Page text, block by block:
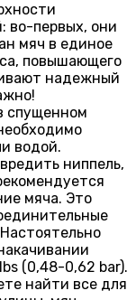
во-первых, они
мяч в единое
повышающего
надежный
спущенном
водой.
ниппель,
мяча. Это
(0,48-0,62 bar).
найти все для